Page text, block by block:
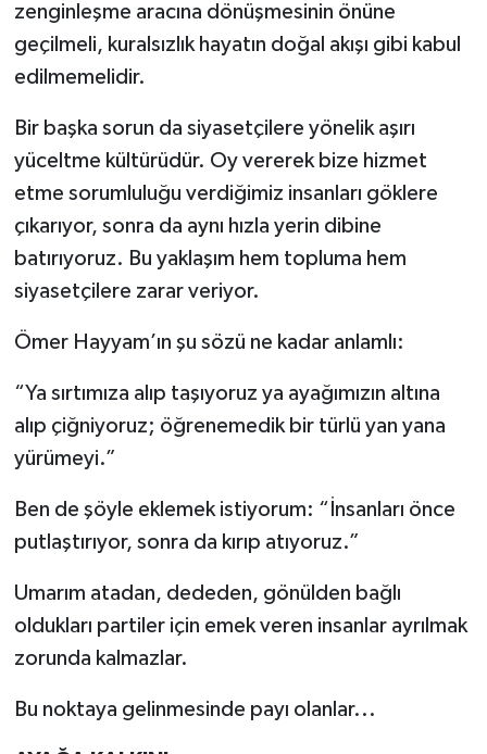
zenginleşme aracına dönüşmesinin önüne
geçilmeli, kuralsızlık hayatın doğal akışı gibi kabul
edilmemelidir.
Bir başka sorun da siyasetçilere yönelik aşırı
yüceltme kültürüdür. Oy vererek bize hizmet
etme sorumluluğu verdiğimiz insanları göklere
çıkarıyor, sonra da aynı hızla yerin dibine
batırıyoruz. Bu yaklaşım hem topluma hem
siyasetçilere zarar veriyor.
Ömer Hayyam’ın şu sözü ne kadar anlamlı:
“Ya sırtımıza alıp taşıyoruz ya ayağımızın altına
alıp çiğniyoruz; öğrenemedik bir türlü yan yana
yürümeyi.”
Ben de şöyle eklemek istiyorum: “İnsanları önce
putlaştırıyor, sonra da kırıp atıyoruz.”
Umarım atadan, dededen, gönülden bağlı
oldukları partiler için emek veren insanlar ayrılmak
zorunda kalmazlar.
Bu noktaya gelinmesinde payı olanlar...